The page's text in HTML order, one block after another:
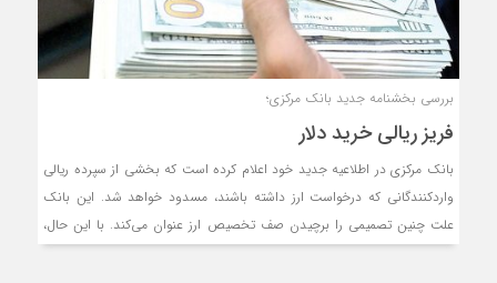
بررسی بخشنامه جدید بانک مرکزی؛
فریز ریالی خرید دلار
بانک مرکزی در اطلاعیه جدید خود اعلام کرده است که بخشی از سپرده ریالی
واردکنندگانی که درخواست ارز داشته ‌باشند، مسدود خواهد شد. این بانک
علت چنین تصمیمی را برچیدن صف تخصیص ارز عنوان می‌کند. با این حال،